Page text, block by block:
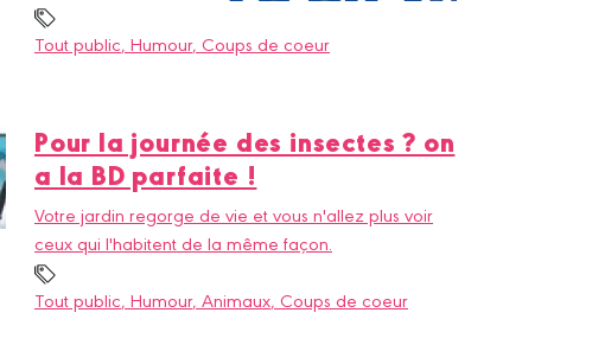
Tout public, Humour, Coups de coeur
Pour la journée des insectes ? on
a la BD parfaite !
Votre jardin regorge de vie et vous n'allez plus voir
ceux qui l'habitent de la même façon.
Tout public, Humour, Animaux, Coups de coeur